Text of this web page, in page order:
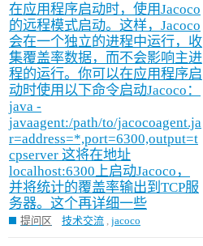
在应用程序启动时，使用Jacoco
的远程模式启动。这样，Jacoco
会在一个独立的进程中运行，收
集覆盖率数据，而不会影响主进
程的运行。你可以在应用程序启
动时使用以下命令启动Jacoco：
java -
javaagent:/path/to/jacocoagent.ja
r=address=*,port=6300,output=t
cpserver 这将在地址
localhost:6300上启动Jacoco，
并将统计的覆盖率输出到TCP服
务器。这个再详细一些
提问区 技术交流 ,jacoco